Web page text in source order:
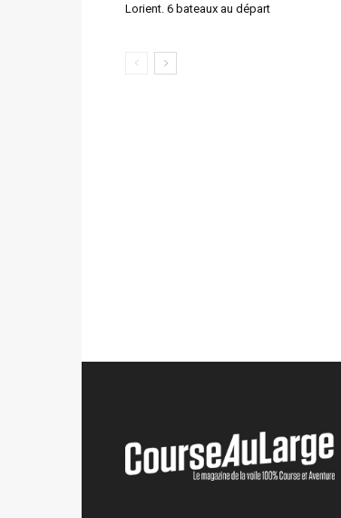
Lorient. 6 bateaux au départ